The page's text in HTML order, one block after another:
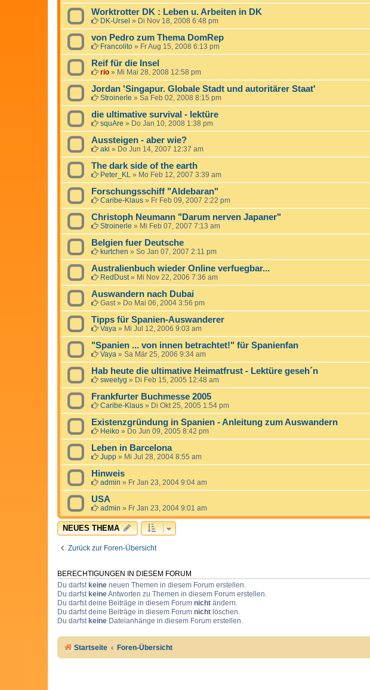
Worktrotter DK : Leben u. Arbeiten in DK
DK-Ursel » Di Nov 18, 2008 6:48 pm
von Pedro zum Thema DomRep
Francolito » Fr Aug 15, 2008 6:13 pm
Reif für die Insel
rio » Mi Mai 28, 2008 12:58 pm
Jordan 'Singapur. Globale Stadt und autoritärer Staat'
Stroinerle » Sa Feb 02, 2008 8:15 pm
die ultimative survival - lektüre
squAre » Do Jan 10, 2008 1:38 pm
Aussteigen - aber wie?
aki » Do Jun 14, 2007 12:37 am
The dark side of the earth
Peter_KL » Mo Feb 12, 2007 3:39 am
Forschungsschiff "Aldebaran"
Caribe-Klaus » Fr Feb 09, 2007 2:22 pm
Christoph Neumann "Darum nerven Japaner"
Stroinerle » Mi Feb 07, 2007 7:13 am
Belgien fuer Deutsche
kurtchen » So Jan 07, 2007 2:11 pm
Australienbuch wieder Online verfuegbar...
RedDust» Mi Nov 22, 2006 7:36 am
Auswandern nach Dubai
Gast» Do Mai 06, 2004 3:56 pm
Tipps für Spanien-Auswanderer
Vaya » Mi Jul 12, 2006 9:03 am
"Spanien ... von innen betrachtet!" für Spanienfan
Vaya » Sa Mär 25, 2006 9:34 am
Hab heute die ultimative Heimatfrust - Lektüre geseh´n
sweetyg » Di Feb 15, 2005 12:48 am
Frankfurter Buchmesse 2005
Caribe-Klaus » Di Okt 25, 2005 1:54 pm
Existenzgründung in Spanien - Anleitung zum Auswandern
Heiko » Do Jun 09, 2005 8:42 pm
Leben in Barcelona
Jupp » Mi Jul 28, 2004 8:55 am
Hinweis
admin » Fr Jan 23, 2004 9:04 am
USA
admin » Fr Jan 23, 2004 9:01 am
NEUES THEMA
Zurück zur Foren-Übersicht
BERECHTIGUNGEN IN DIESEM FORUM
Du darfstkeine neuen Themen in diesem Forum erstellen.
Du darfstkeineAntworten zu Themen in diesem Forum erstellen.
Du darfst deine Beiträge in diesem Forum nicht ändern.
Du darfst deine Beiträge in diesem Forum nicht löschen.
Du darfstkeine Dateianhänge in diesem Forum erstellen.
Startseite Foren-Übersicht